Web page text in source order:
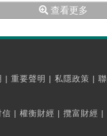
查看更多
| 重要聲明 | 私隱政策 |
信 | 權衡財經 | 攬富財經 |